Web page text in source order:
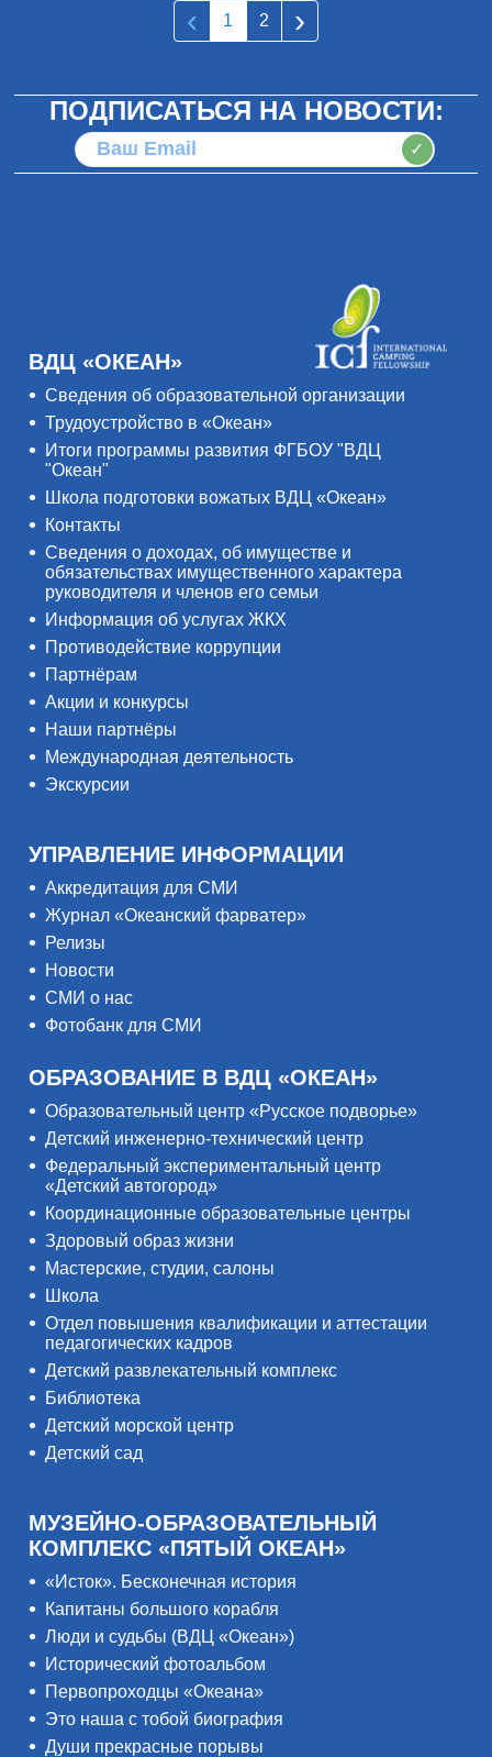
‹ 1 2 ›
ПОДПИСАТЬСЯ НА НОВОСТИ:
✓
ВДЦ «ОКЕАН»
Сведения об образовательной организации
Трудоустройство в «Океан»
Итоги программы развития ФГБОУ "ВДЦ
"Океан"
Школа подготовки вожатых ВДЦ «Океан»
Контакты
Сведения о доходах, об имуществе и
обязательствах имущественного характера
руководителя и членов его семьи
Информация об услугах ЖКХ
Противодействие коррупции
Партнёрам
Акции и конкурсы
Наши партнёры
Международная деятельность
Экскурсии
УПРАВЛЕНИЕ ИНФОРМАЦИИ
Аккредитация для СМИ
Журнал «Океанский фарватер»
Релизы
Новости
СМИ о нас
Фотобанк для СМИ
ОБРАЗОВАНИЕ В ВДЦ «ОКЕАН»
Образовательный центр «Русское подворье»
Детский инженерно-технический центр
Федеральный экспериментальный центр
«Детский автогород»
Координационные образовательные центры
Здоровый образ жизни
Мастерские, студии, салоны
Школа
Отдел повышения квалификации и аттестации
педагогических кадров
Детский развлекательный комплекс
Библиотека
Детский морской центр
Детский сад
МУЗЕЙНО-ОБРАЗОВАТЕЛЬНЫЙ
КОМПЛЕКС «ПЯТЫЙ ОКЕАН»
«Исток». Бесконечная история
Капитаны большого корабля
Люди и судьбы (ВДЦ «Океан»)
Исторический фотоальбом
Первопроходцы «Океана»
Это наша с тобой биография
Души прекрасные порывы